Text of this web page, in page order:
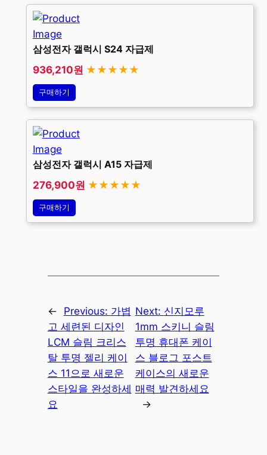
삼성전자 갤럭시 S24 자급제
936,210원 ★★★★★
구매하기
삼성전자 갤럭시 A15 자급제
276,900원 ★★★★★
구매하기
← Previous: 가볍
고 세련된 디자인
LCM 슬림 크리스
탈 투명 젤리 케이
스 11으로 새로운
스타일을 완성하세
요
Next: 신지모루
1mm 스키니 슬림
투명 휴대폰 케이
스 블로그 포스트
케이스의 새로운
매력 발견하세요
→